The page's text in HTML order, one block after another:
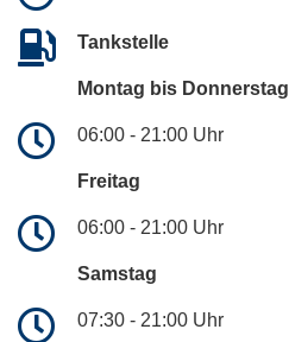
Tankstelle
Montag bis Donnerstag
06:00 - 21:00 Uhr
Freitag
06:00 - 21:00 Uhr
Samstag
07:30 - 21:00 Uhr